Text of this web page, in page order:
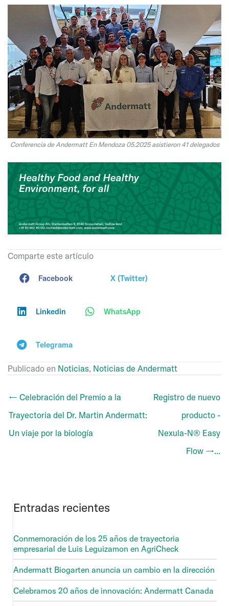
Conferencia de Andermatt En Mendoza 05.2025 asistieron 41 delegados
Comparte este artículo
Facebook X (Twitter)
Linkedin WhatsApp
Telegrama
Publicado en Noticias, Noticias de Andermatt
← Celebración del Premio a la
Trayectoria del Dr. Martin Andermatt:
Un viaje por la biología
Registro de nuevo
producto -
Nexula-N® Easy
Flow →...
Entradas recientes
Conmemoración de los 25 años de trayectoria
empresarial de Luis Leguizamon en AgriCheck
Andermatt Biogarten anuncia un cambio en la dirección
Celebramos 20 años de innovación: Andermatt Canada